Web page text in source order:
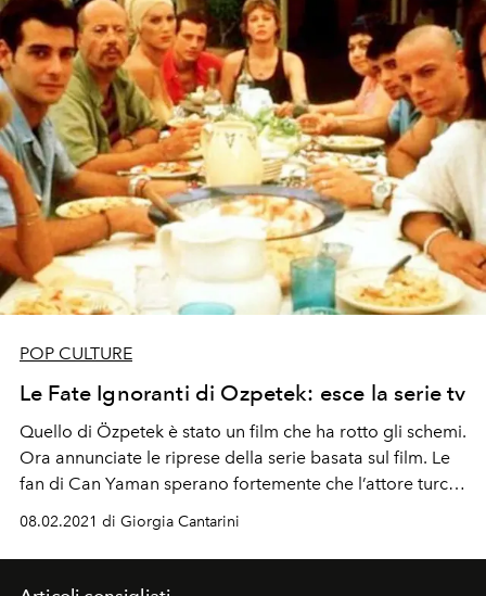
POP CULTURE
Le Fate Ignoranti di Ozpetek: esce la serie tv
Quello di Özpetek è stato un film che ha rotto gli schemi.
Ora annunciate le riprese della serie basata sul film. Le
fan di Can Yaman sperano fortemente che l’attore turco
possa trovare spazio nel ruolo di Emir
08.02.2021 di Giorgia Cantarini